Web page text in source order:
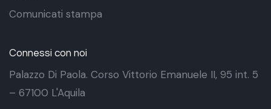
Comunicati stampa
Connessi con noi
Palazzo Di Paola. Corso Vittorio Emanuele II, 95 int. 5
– 67100 L'Aquila